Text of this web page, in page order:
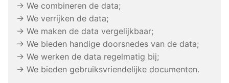
→ We combineren de data;
→ We verrijken de data;
→ We maken de data vergelijkbaar;
→ We bieden handige doorsnedes van de data;
→ We werken de data regelmatig bij;
→ We bieden gebruiksvriendelijke documenten.